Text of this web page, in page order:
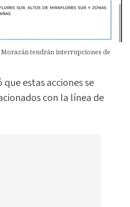
tendrán interrupciones de
estas acciones se
con la línea de